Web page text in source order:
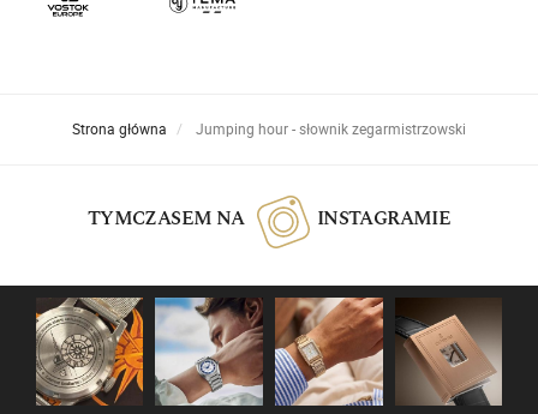
Strona główna Jumping hour - słownik zegarmistrzowski
TYMCZASEM NA INSTAGRAMIE